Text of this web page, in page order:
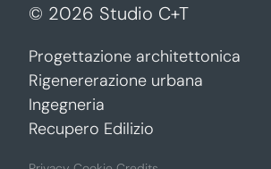
© 2026 Studio C+T
Progettazione architettonica
Rigenererazione urbana
Ingegneria
Recupero Edilizio